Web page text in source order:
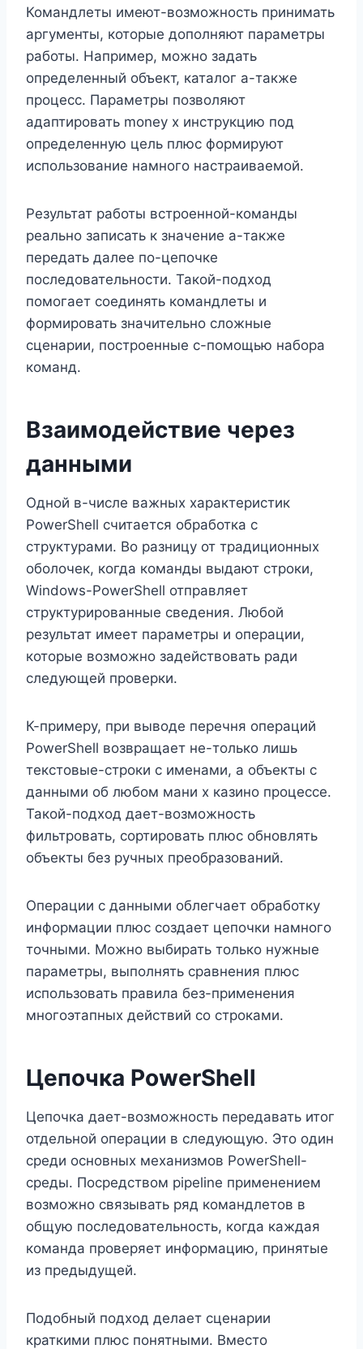
Командлеты имеют-возможность принимать
аргументы, которые дополняют параметры
работы. Например, можно задать
определенный объект, каталог а-также
процесс. Параметры позволяют
адаптировать money x инструкцию под
определенную цель плюс формируют
использование намного настраиваемой.
Результат работы встроенной-команды
реально записать к значение а-также
передать далее по-цепочке
последовательности. Такой-подход
помогает соединять командлеты и
формировать значительно сложные
сценарии, построенные с-помощью набора
команд.
Взаимодействие через
данными
Одной в-числе важных характеристик
PowerShell считается обработка с
структурами. Во разницу от традиционных
оболочек, когда команды выдают строки,
Windows-PowerShell отправляет
структурированные сведения. Любой
результат имеет параметры и операции,
которые возможно задействовать ради
следующей проверки.
К-примеру, при выводе перечня операций
PowerShell возвращает не-только лишь
текстовые-строки с именами, а объекты с
данными об любом мани х казино процессе.
Такой-подход дает-возможность
фильтровать, сортировать плюс обновлять
объекты без ручных преобразований.
Операции с данными облегчает обработку
информации плюс создает цепочки намного
точными. Можно выбирать только нужные
параметры, выполнять сравнения плюс
использовать правила без-применения
многоэтапных действий со строками.
Цепочка PowerShell
Цепочка дает-возможность передавать итог
отдельной операции в следующую. Это один
среди основных механизмов PowerShell-
среды. Посредством pipeline применением
возможно связывать ряд командлетов в
общую последовательность, когда каждая
команда проверяет информацию, принятые
из предыдущей.
Подобный подход делает сценарии
краткими плюс понятными. Вместо